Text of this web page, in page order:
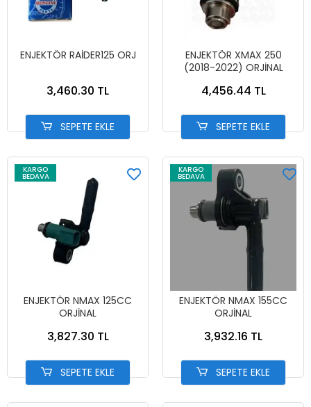
ENJEKTÖR RAİDER125 ORJ
3,460.30 TL
SEPETE EKLE
ENJEKTÖR XMAX 250
(2018-2022) ORJİNAL
4,456.44 TL
SEPETE EKLE
KARGO
BEDAVA
ENJEKTÖR NMAX 125CC
ORJİNAL
3,827.30 TL
SEPETE EKLE
KARGO
BEDAVA
ENJEKTÖR NMAX 155CC
ORJİNAL
3,932.16 TL
SEPETE EKLE